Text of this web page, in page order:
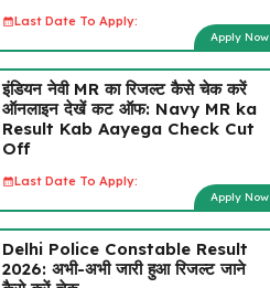
Last Date To Apply:
Apply Now
इंडियन नेवी MR का रिजल्ट कैसे चेक करें
ऑनलाइन देखें कट ऑफ: Navy MR ka
Result Kab Aayega Check Cut
Off
Last Date To Apply:
Apply Now
Delhi Police Constable Result
2026: अभी-अभी जारी हुआ रिजल्ट जाने